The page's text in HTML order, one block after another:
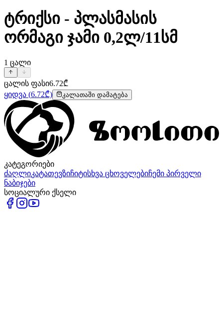
ტრიქსი - პლასმასის
ორმაგი ჯამი 0,2ლ/11სმ
1 ცალი
ცალის ფასი6.72₾
ყიდვა (6.72₾) კალათაში დამატება
კატეგორიები
ძაღლიკატათევზიჩიტისხვა ცხოველებიჩემი პირველი
ნაბიჯები
სოციალური ქსელი